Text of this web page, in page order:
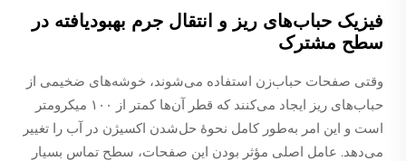
فیزیک حباب‌های ریز و انتقال جرم بهبودیافته در
سطح مشترک
وقتی صفحات حباب‌زن استفاده می‌شوند، خوشه‌های ضخیمی از
حباب‌های ریز ایجاد می‌کنند که قطر آن‌ها کمتر از ۱۰۰ میکرومتر
است و این امر به‌طور کامل نحوهٔ حل‌شدن اکسیژن در آب را تغییر
می‌دهد. عامل اصلی مؤثر بودن این صفحات، سطح تماس بسیار